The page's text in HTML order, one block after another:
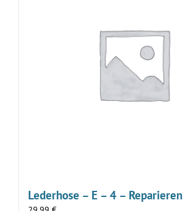
Lederhose – E – 4 – Reparieren